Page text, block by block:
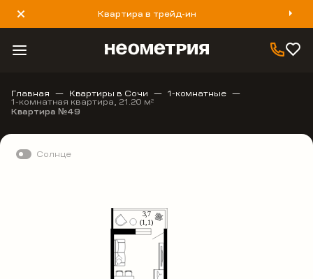
Квартира в трейд-ин
8 800 777 40 93
Главная Квартиры в Сочи 1-комнатные
1-комнатная квартира, 21.20 м2
Квартира №49
Солнце